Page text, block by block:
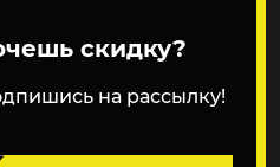
скидку?
на рассылку!